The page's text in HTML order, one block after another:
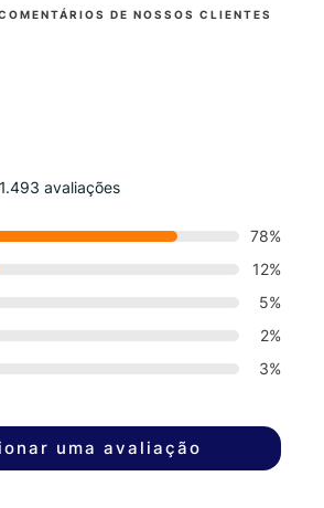
DE NOSSOS CLIENTES
avaliações
78%
12%
5%
2%
3%
uma avaliação